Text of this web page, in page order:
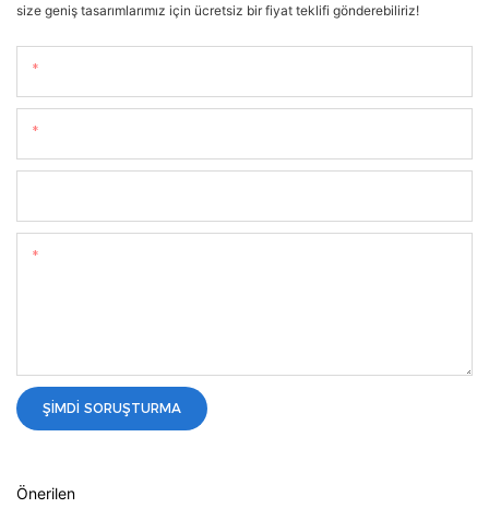
size geniş tasarımlarımız için ücretsiz bir fiyat teklifi gönderebiliriz!
ŞIMDI SORUŞTURMA
Önerilen